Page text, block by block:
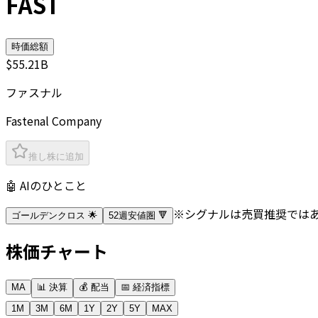
時価総額
$55.21B
ファスナル
Fastenal Company
推し株に追加
🤖 AIのひとこと
ゴールデンクロス 🌟 52週安値圏 🔻 ※シグナルは売買推奨では
株価チャート
MA 📊 決算 💰 配当
📅 経済指標
1M
3M 6M 1Y 2Y 5Y MAX